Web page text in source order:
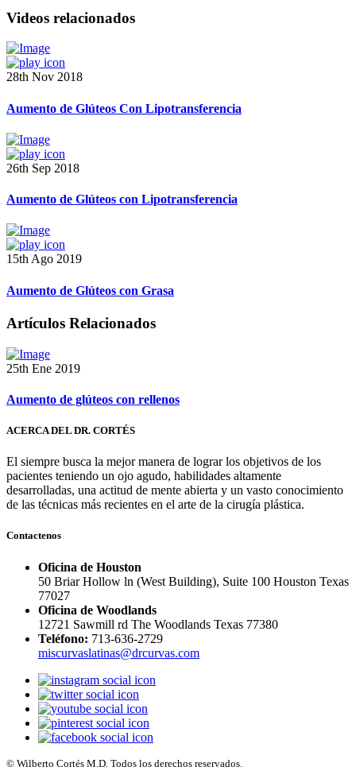
Videos relacionados
28th Nov 2018
Aumento de Glúteos Con Lipotransferencia
26th Sep 2018
Aumento de Glúteos con Lipotransferencia
15th Ago 2019
Aumento de Glúteos con Grasa
Artículos Relacionados
25th Ene 2019
Aumento de glúteos con rellenos
ACERCA DEL DR. CORTÉS
El siempre busca la mejor manera de lograr los objetivos de los
pacientes teniendo un ojo agudo, habilidades altamente
desarrolladas, una actitud de mente abierta y un vasto conocimiento
de las técnicas más recientes en el arte de la cirugía plástica.
Contactenos
Oficina de Houston
50 Briar Hollow ln (West Building), Suite 100 Houston Texas
77027
Oficina de Woodlands
12721 Sawmill rd The Woodlands Texas 77380
Teléfono: 713-636-2729
miscurvaslatinas@drcurvas.com
© Wilberto Cortés M.D. Todos los derechos reservados.